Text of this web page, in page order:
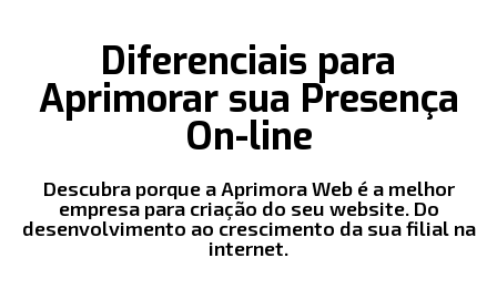
Diferenciais para
Aprimorar sua Presença
On-line
Descubra porque a Aprimora Web é a melhor
empresa para criação do seu website. Do
desenvolvimento ao crescimento da sua filial na
internet.